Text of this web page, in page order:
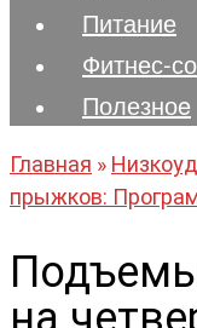
Питание
Фитнес-
Полезноe
Главная »
прыжков: